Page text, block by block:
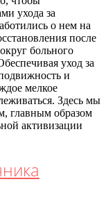
ухода за
о нем на
после
больного
уход за
и
мелкое
Здесь мы
главным образом
активизации